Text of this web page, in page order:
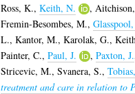
Ross, K., Keith, N. ,
Fremin-Besombes, M.,
L., Kantor, M., Karolak, G.,
Painter, C., Paul, J. , Paxton, J.
Stricevic, M., Svanera, S.,
treatment and care in relation to